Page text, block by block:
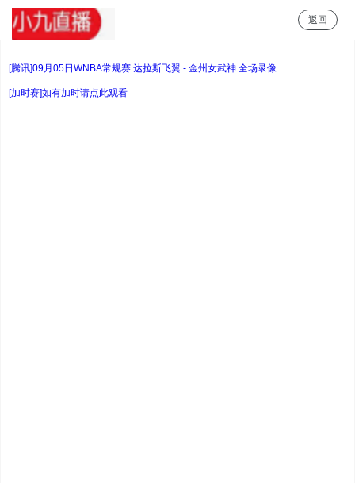
返回
[腾讯]09月05日WNBA常规赛 达拉斯飞翼 - 金州女武神 全场录像
[加时赛]如有加时请点此观看